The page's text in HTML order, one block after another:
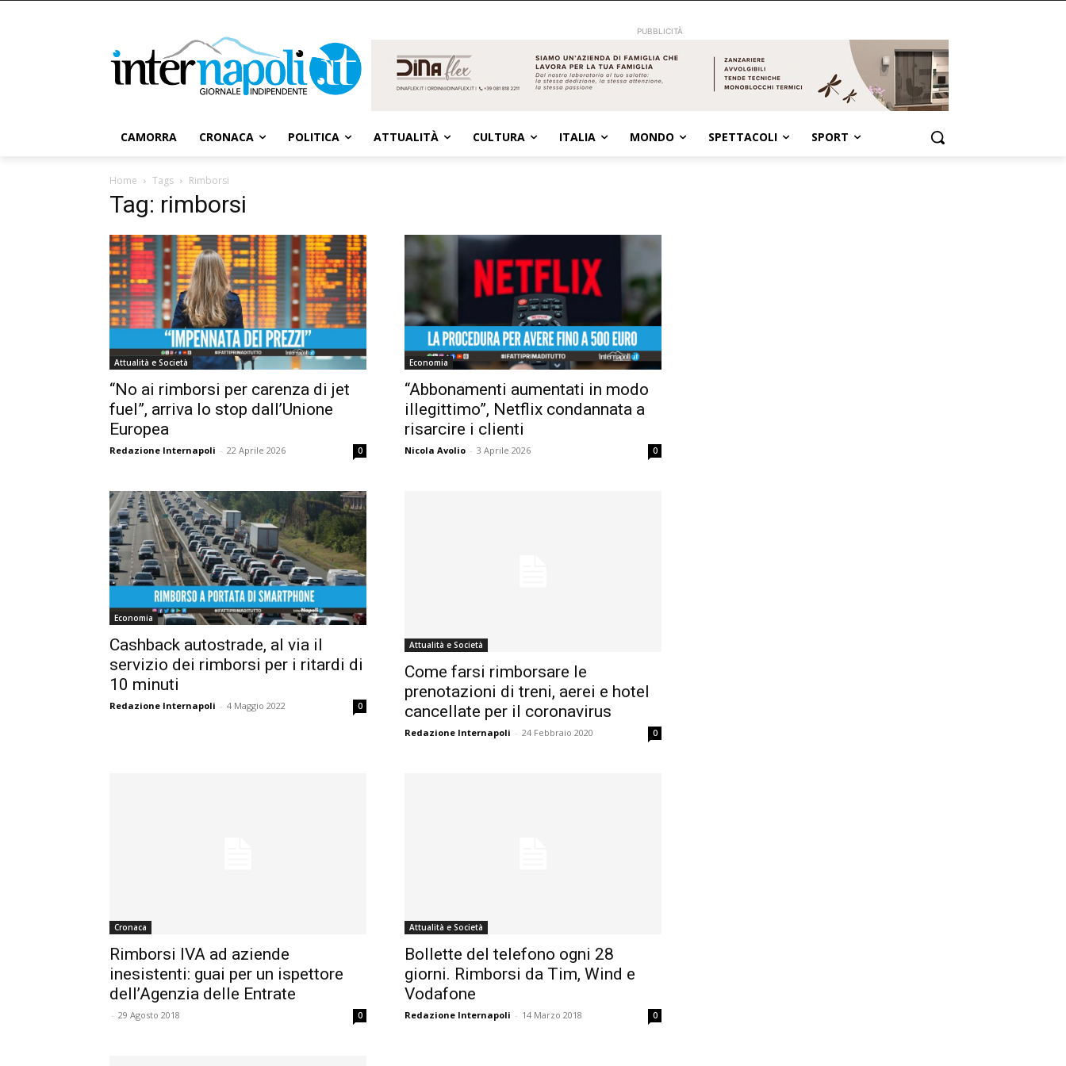
PUBBLICITÀ
CAMORRA CRONACA POLITICA ATTUALITÀ CULTURA ITALIA MONDO SPETTACOLI SPORT
Home Tags Rimborsi
Tag: rimborsi
Attualità e Società
“No ai rimborsi per carenza di jet
fuel”, arriva lo stop dall’Unione
Europea
Redazione Internapoli - 22 Aprile 2026 0
Economia
“Abbonamenti aumentati in modo
illegittimo”, Netflix condannata a
risarcire i clienti
Nicola Avolio - 3 Aprile 2026 0
Economia
Cashback autostrade, al via il
servizio dei rimborsi per i ritardi di
10 minuti
Redazione Internapoli - 4 Maggio 2022 0
Attualità e Società
Come farsi rimborsare le
prenotazioni di treni, aerei e hotel
cancellate per il coronavirus
Redazione Internapoli - 24 Febbraio 2020 0
Cronaca
Rimborsi IVA ad aziende
inesistenti: guai per un ispettore
dell’Agenzia delle Entrate
- 29 Agosto 2018 0
Attualità e Società
Bollette del telefono ogni 28
giorni. Rimborsi da Tim, Wind e
Vodafone
Redazione Internapoli - 14 Marzo 2018 0